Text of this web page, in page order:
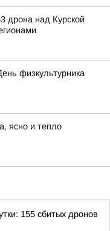
дрона над Курской
физкультурника
ясно и тепло
155 сбитых дронов